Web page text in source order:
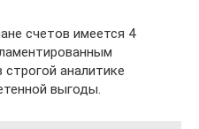
счетов имеется 4
аналитике
выгоды.